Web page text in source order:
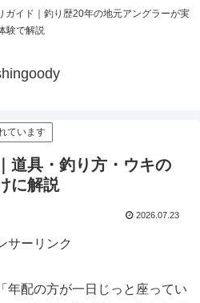
ガイド｜釣り歴20年の地元アングラーが実
験で解説
ています
道具・釣り方・ウキの
に解説
2026.07.23
サーリンク
年配の方が一日じっと座ってい